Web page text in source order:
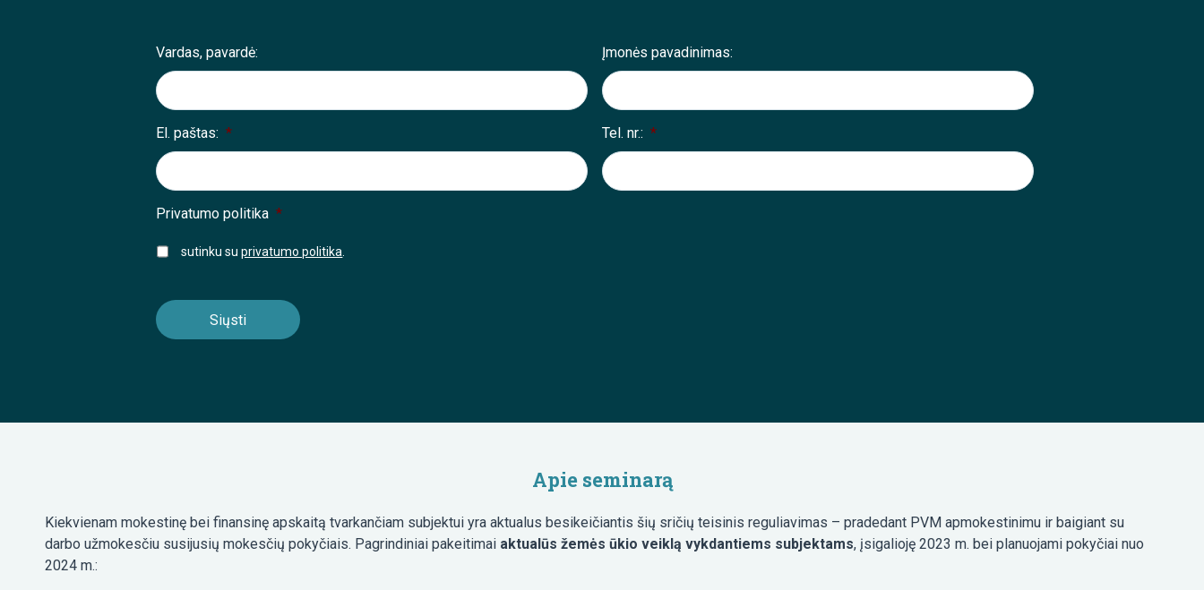
Vardas, pavardė: Įmonės pavadinimas:
El. paštas: * Tel. nr.: *
Privatumo politika *
sutinku suprivatumo politika
Apie seminarą
Kiekvienam mokestinę bei finansinę apskaitą tvarkančiam subjektui yra aktualus besikeičiantis šių sričių teisinis reguliavimas – pradedant PVM apmokestinimu ir baigiant su
darbo užmokesčiu susijusių mokesčių pokyčiais. Pagrindiniai pakeitimai aktualūs žemės ūkio veiklą vykdantiems subjektams, įsigalioję 2023 m. bei planuojami pokyčiai nuo
2024 m.: